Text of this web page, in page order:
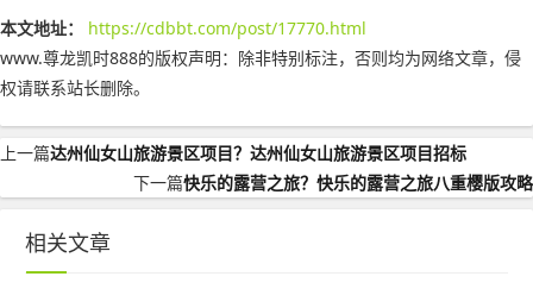
本文地址：
https://cdbbt.com/post/17770.html
www.尊龙凯时888的版权声明： 除非特别标注，否则均为网络文章，侵
权请联系站长删除。
上一篇达州仙女山旅游景区项目？达州仙女山旅游景区项目招标
下一篇快乐的露营之旅？快乐的露营之旅八重樱版攻略
相关文章